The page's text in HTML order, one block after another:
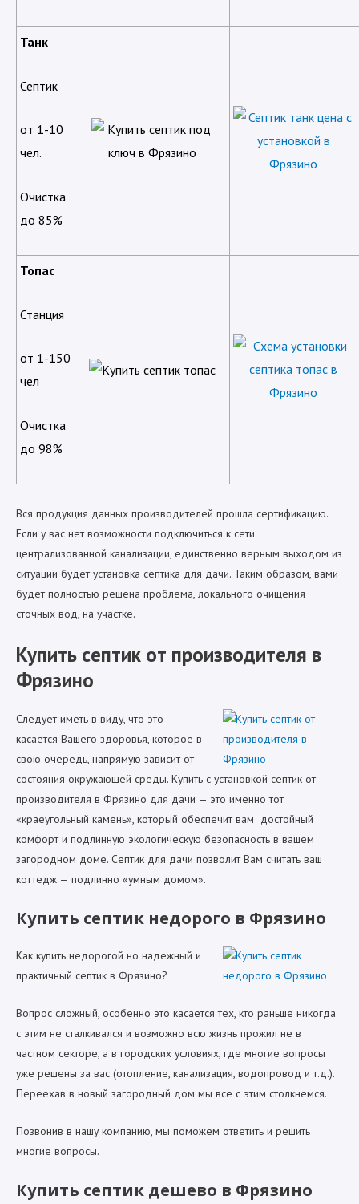
Танк
Септик
от 1-10
чел.
Очистка
до 85%
Топас
Станция
от 1-150
чел
Очистка
до 98%
Вся продукция данных производителей прошла сертификацию.
Если у вас нет возможности подключиться к сети
централизованной канализации, единственно верным выходом из
ситуации будет установка септика для дачи. Таким образом, вами
будет полностью решена проблема, локального очищения
сточных вод, на участке.
Купить септик от производителя в
Фрязино
Следует иметь в виду, что это
касается Вашего здоровья, которое в
свою очередь, напрямую зависит от
состояния окружающей среды. Купить с установкой септик от
производителя в Фрязино для дачи — это именно тот
«краеугольный камень», который обеспечит вам достойный
комфорт и подлинную экологическую безопасность в вашем
загородном доме. Септик для дачи позволит Вам считать ваш
коттедж — подлинно «умным домом».
Купить септик недорого в Фрязино
Как купить недорогой но надежный и
практичный септик в Фрязино?
Вопрос сложный, особенно это касается тех, кто раньше никогда
с этим не сталкивался и возможно всю жизнь прожил не в
частном секторе, а в городских условиях, где многие вопросы
уже решены за вас (отопление, канализация, водопровод и т.д.).
Переехав в новый загородный дом мы все с этим столкнемся.
Позвонив в нашу компанию, мы поможем ответить и решить
многие вопросы.
Купить септик дешево в Фрязино